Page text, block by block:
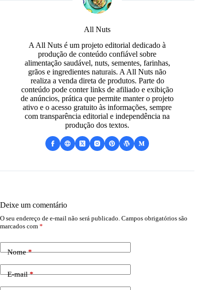
All Nuts
A All Nuts é um projeto editorial dedicado à
produção de conteúdo confiável sobre
alimentação saudável, nuts, sementes, farinhas,
grãos e ingredientes naturais. A All Nuts não
realiza a venda direta de produtos. Parte do
conteúdo pode conter links de afiliado e exibição
de anúncios, prática que permite manter o projeto
ativo e o acesso gratuito às informações, sempre
com transparência editorial e independência na
produção dos textos.
Deixe um comentário
O seu endereço de e-mail não será publicado. Campos obrigatórios são
marcados com *
Nome*
E-mail*